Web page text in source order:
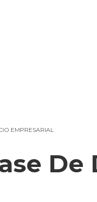
EMPRESARIAL
De